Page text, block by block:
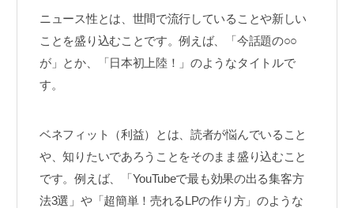
ニュース性とは、世間で流行していることや新しい
ことを盛り込むことです。例えば、「今話題の○○
が」とか、「日本初上陸！」のようなタイトルで
す。
ベネフィット（利益）とは、読者が悩んでいること
や、知りたいであろうことをそのまま盛り込むこと
です。例えば、「YouTubeで最も効果の出る集客方
法3選」や「超簡単！売れるLPの作り方」のような